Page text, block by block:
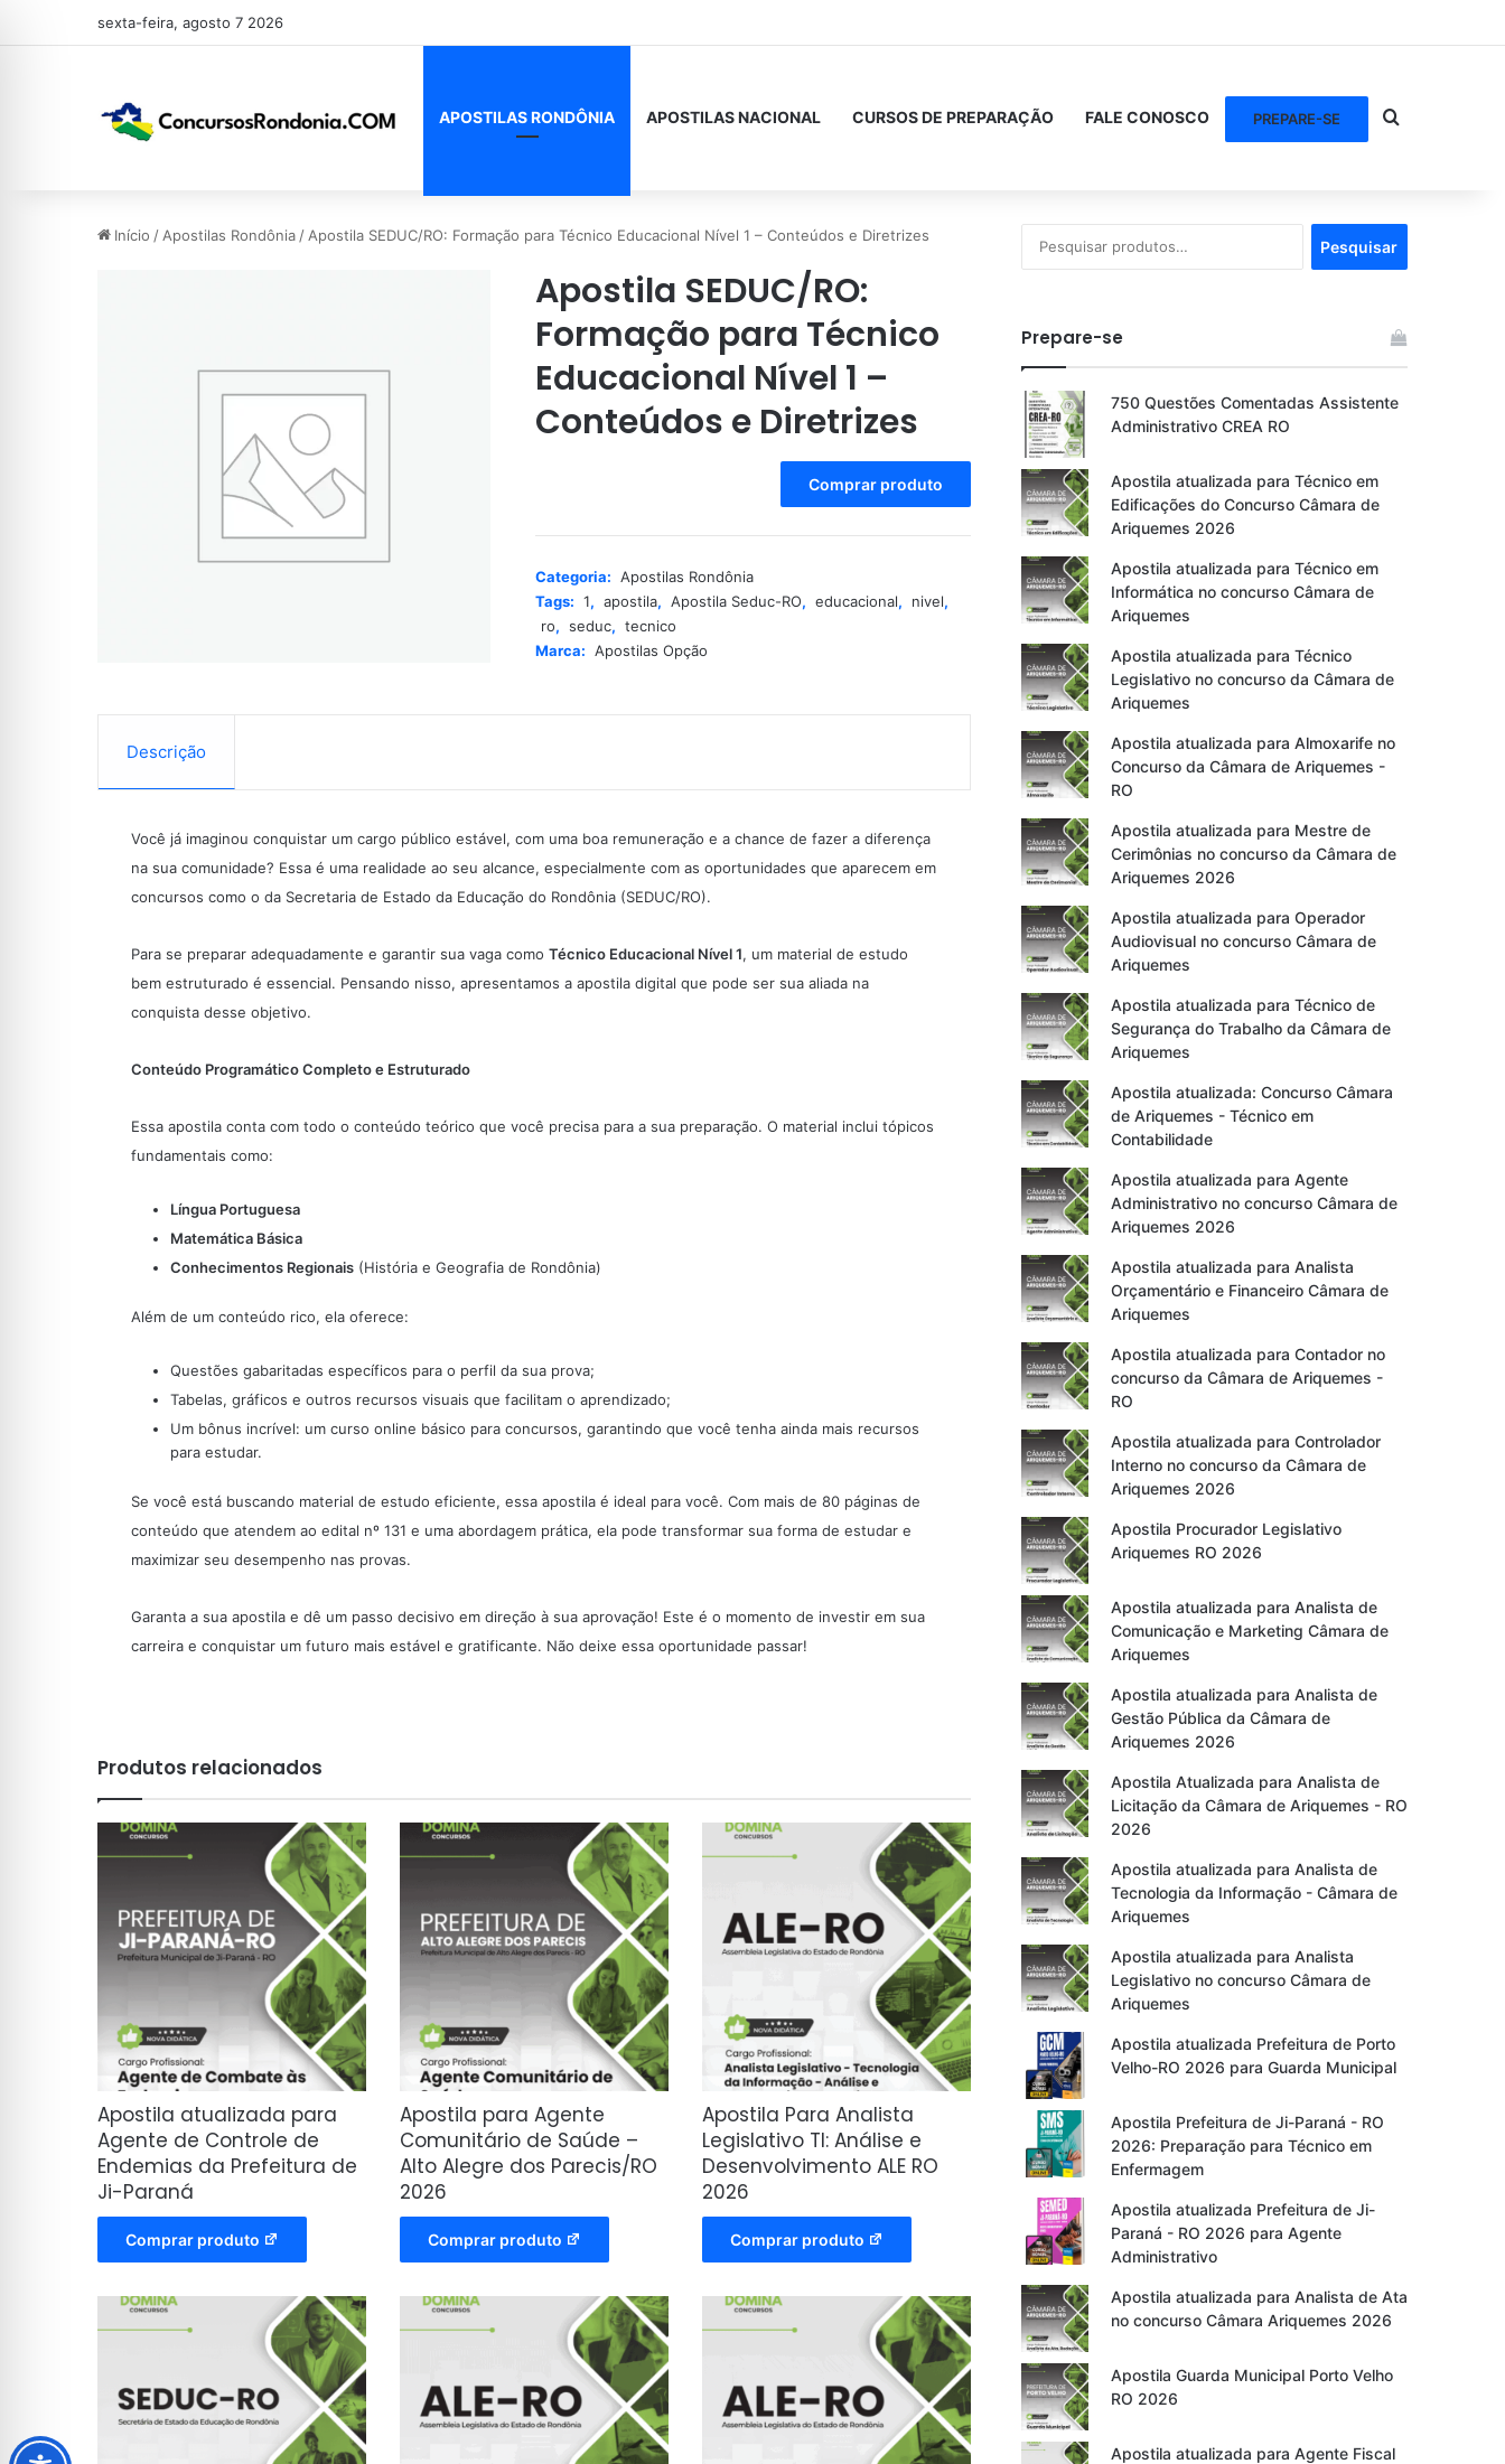
sexta-feira, agosto 7 2026
APOSTILAS RONDÔNIA APOSTILAS NACIONAL CURSOS DE PREPARAÇÃO FALE CONOSCO PREPARE-SE Procurar por
Início / Apostilas Rondônia / Apostila SEDUC/RO: Formação para Técnico Educacional Nível 1 – Conteúdos e Diretrizes
Apostila SEDUC/RO:
Formação para Técnico
Educacional Nível 1 –
Conteúdos e Diretrizes
Comprar produto
i
Categoria: Apostilas Rondônia
Tags: 1, apostila, Apostila Seduc-RO, educacional, nivel,
ro, seduc, tecnico
Marca: Apostilas Opção
Descrição
Você já imaginou conquistar um cargo público estável, com uma boa remuneração e a chance de fazer a diferença
na sua comunidade? Essa é uma realidade ao seu alcance, especialmente com as oportunidades que aparecem em
concursos como o da Secretaria de Estado da Educação do Rondônia (SEDUC/RO).
Para se preparar adequadamente e garantir sua vaga como Técnico Educacional Nível 1, um material de estudo
bem estruturado é essencial. Pensando nisso, apresentamos a apostila digital que pode ser sua aliada na
conquista desse objetivo.
Conteúdo Programático Completo e Estruturado
Essa apostila conta com todo o conteúdo teórico que você precisa para a sua preparação. O material inclui tópicos
fundamentais como:
Língua Portuguesa
Matemática Básica
Conhecimentos Regionais (História e Geografia de Rondônia)
Além de um conteúdo rico, ela oferece:
Questões gabaritadas específicos para o perfil da sua prova;
Tabelas, gráficos e outros recursos visuais que facilitam o aprendizado;
Um bônus incrível: um curso online básico para concursos, garantindo que você tenha ainda mais recursos
para estudar.
Se você está buscando material de estudo eficiente, essa apostila é ideal para você. Com mais de 80 páginas de
conteúdo que atendem ao edital nº 131 e uma abordagem prática, ela pode transformar sua forma de estudar e
maximizar seu desempenho nas provas.
Garanta a sua apostila e dê um passo decisivo em direção à sua aprovação! Este é o momento de investir em sua
carreira e conquistar um futuro mais estável e gratificante. Não deixe essa oportunidade passar!
Produtos relacionados
Apostila atualizada para
Agente de Controle de
Endemias da Prefeitura de
Ji-Paraná
Comprar produto
Apostila para Agente
Comunitário de Saúde –
Alto Alegre dos Parecis/RO
2026
Comprar produto
Apostila Para Analista
Legislativo TI: Análise e
Desenvolvimento ALE RO
2026
Comprar produto
por:
Pesquisar
Prepare-se
750 Questões Comentadas Assistente
Administrativo CREA RO
Apostila atualizada para Técnico em
Edificações do Concurso Câmara de
Ariquemes 2026
Apostila atualizada para Técnico em
Informática no concurso Câmara de
Ariquemes
Apostila atualizada para Técnico
Legislativo no concurso da Câmara de
Ariquemes
Apostila atualizada para Almoxarife no
Concurso da Câmara de Ariquemes -
RO
Apostila atualizada para Mestre de
Cerimônias no concurso da Câmara de
Ariquemes 2026
Apostila atualizada para Operador
Audiovisual no concurso Câmara de
Ariquemes
Apostila atualizada para Técnico de
Segurança do Trabalho da Câmara de
Ariquemes
Apostila atualizada: Concurso Câmara
de Ariquemes - Técnico em
Contabilidade
Apostila atualizada para Agente
Administrativo no concurso Câmara de
Ariquemes 2026
Apostila atualizada para Analista
Orçamentário e Financeiro Câmara de
Ariquemes
Apostila atualizada para Contador no
concurso da Câmara de Ariquemes -
RO
Apostila atualizada para Controlador
Interno no concurso da Câmara de
Ariquemes 2026
Apostila Procurador Legislativo
Ariquemes RO 2026
Apostila atualizada para Analista de
Comunicação e Marketing Câmara de
Ariquemes
Apostila atualizada para Analista de
Gestão Pública da Câmara de
Ariquemes 2026
Apostila Atualizada para Analista de
Licitação da Câmara de Ariquemes - RO
2026
Apostila atualizada para Analista de
Tecnologia da Informação - Câmara de
Ariquemes
Apostila atualizada para Analista
Legislativo no concurso Câmara de
Ariquemes
Apostila atualizada Prefeitura de Porto
Velho-RO 2026 para Guarda Municipal
Apostila Prefeitura de Ji-Paraná - RO
2026: Preparação para Técnico em
Enfermagem
Apostila atualizada Prefeitura de Ji-
Paraná - RO 2026 para Agente
Administrativo
Apostila atualizada para Analista de Ata
no concurso Câmara Ariquemes 2026
Apostila Guarda Municipal Porto Velho
RO 2026
Apostila atualizada para Agente Fiscal